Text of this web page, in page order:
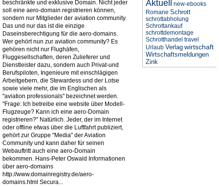
beschränkte und exklusive Domain. Nicht jeder
soll eine aero-domain registrieren können,
sondern nur Mitglieder der aviation community.
Das und nur das ist die einzige
Daseinsberechtigung für die aero-domains.
Wer gehört nun zur aviation community? Es
gehören nicht nur Flughäfen,
Fluggesellschaften, deren Zulieferer und
Dienstleister dazu, sondern auch Privat-und
Berufspiloten, Ingenieure mit einschlägigen
Arbeitgebern, die Stewardess und der Lotse
sowie viele mehr, die im Englischen als
"aviation professionals" bezeichnet werden.
"Frage: Ich betreibe eine website über Modell-
Flugzeuge? Kann ich eine aero-Domain
registrieren?" Natürlich. Jeder, der im Internet
oder offline etwas über die Luftfahrt publiziert,
gehört zur Gruppe "Media" der Aviation
Community und kann daher für seinen
Webauftritt auch eine aero-Domain
bekommen. Hans-Peter Oswald Informationen
über aero-domains
http://www.domainregistry.de/aero-
domains.html Secura...
Aktuell
new-ebooks
Romane Schrott
schrottabholung
Schrottankauf
schrottdemontage
Schrotthandel travel
Urlaub Verlag wirtschaft
Wirtschaftsmeldungen
Zink